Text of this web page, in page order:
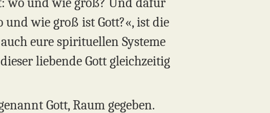
und wie groß ist Gott?«, ist die
eure spirituellen Systeme
liebende Gott gleichzeitig
Gott, Raum gegeben.